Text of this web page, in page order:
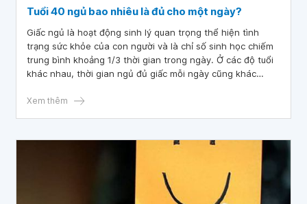
Tuổi 40 ngủ bao nhiêu là đủ cho một ngày?
Giấc ngủ là hoạt động sinh lý quan trọng thể hiện tình
trạng sức khỏe của con người và là chỉ số sinh học chiếm
trung bình khoảng 1/3 thời gian trong ngày. Ở các độ tuổi
khác nhau, thời gian ngủ đủ giấc mỗi ngày cũng khác
ngày là vấn đề được nhiều người quan tâm.
Xem thêm